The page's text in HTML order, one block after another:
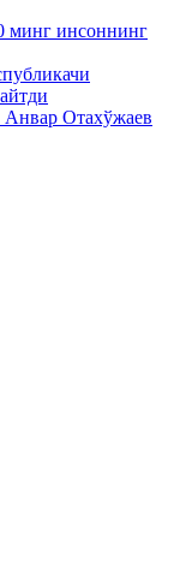
минг инсоннинг
Отахўжаев